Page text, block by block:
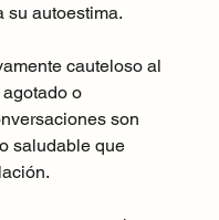
su autoestima.
cauteloso al
o
son
saludable que